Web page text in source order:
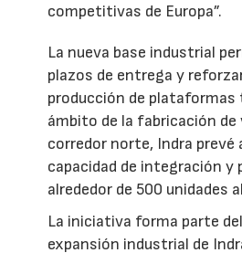
competitivas de Europa”.
La nueva base industrial
plazos de entrega y
producción de plataformas
ámbito de la fabricación de
corredor norte, Indra prevé
capacidad de integración y
alrededor de 500 unidades
La iniciativa forma parte
expansión industrial de